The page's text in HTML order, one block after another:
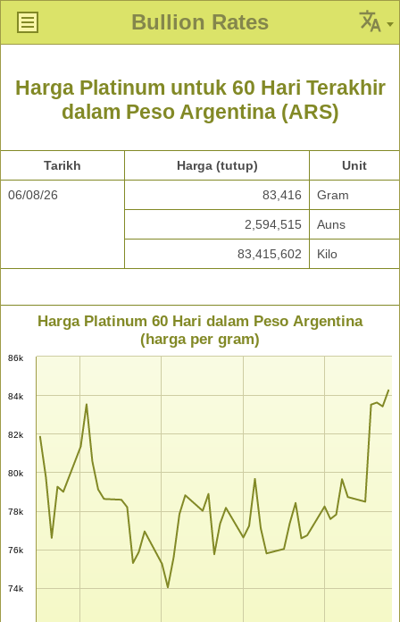
Bullion Rates
Harga Platinum untuk 60 Hari Terakhir
dalam Peso Argentina (ARS)
Tarikh Harga (tutup) Unit
06/08/26 83,416 Gram
2,594,515 Auns
83,415,602 Kilo
Harga Platinum 60 Hari dalam Peso Argentina
(harga per gram)
74k
76k
78k
80k
82k
84k
86k